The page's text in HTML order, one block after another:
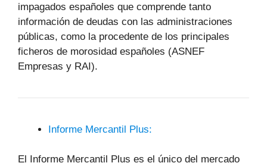
impagados españoles que comprende tanto
información de deudas con las administraciones
públicas, como la procedente de los principales
ficheros de morosidad españoles (ASNEF
Empresas y RAI).
Informe Mercantil Plus:
El Informe Mercantil Plus es el único del mercado